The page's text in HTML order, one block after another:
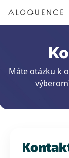
Máte otázku k